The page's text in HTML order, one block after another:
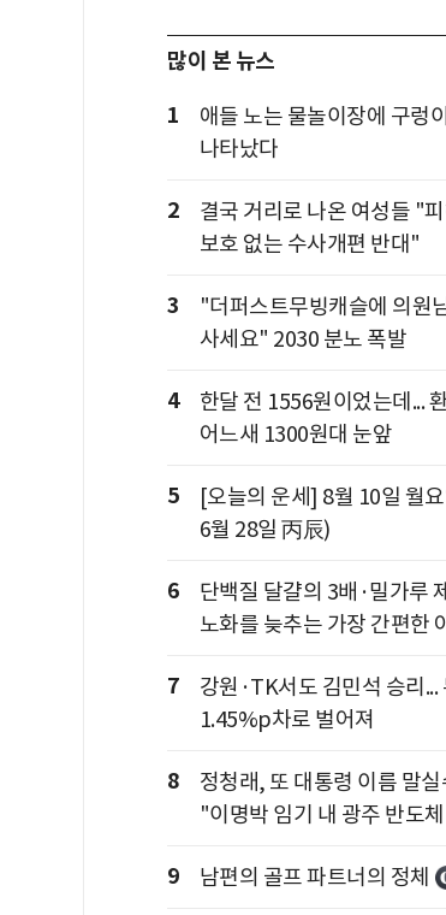
많이 본 뉴스
1
애들 노는 물놀이장에 구렁
나타났다
2
결국 거리로 나온 여성들 "
보호 없는 수사개편 반대"
3
"더퍼스트무빙캐슬에 의원
사세요" 2030 분노 폭발
4
한달 전 1556원이었는데...
어느새 1300원대 눈앞
5
[오늘의 운세] 8월 10일 월
6월 28일 丙辰)
6
단백질 달걀의 3배·밀가루
노화를 늦추는 가장 간편한
7
강원·TK서도 김민석 승리...
1.45%p차로 벌어져
8
정청래, 또 대통령 이름 말실
"이명박 임기 내 광주 반도
9 남편의 골프 파트너의 정체